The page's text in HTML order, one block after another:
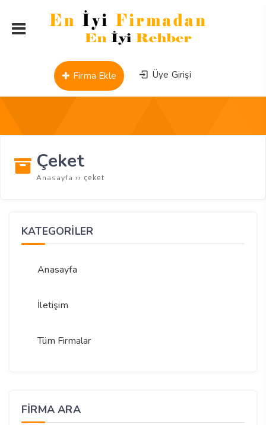
Üye Girişi
Firma Ekle
Çeket
Anasayfa ›› çeket
KATEGORİLER
Anasayfa
İletişim
Tüm Firmalar
FIRMA ARA